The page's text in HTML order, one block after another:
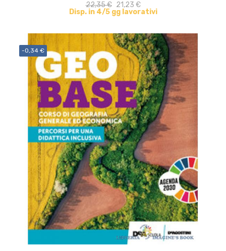
22,35 € 21,23 €
Disp. in 4/5 gg lavorativi
-0,34 €
ACQUISTA